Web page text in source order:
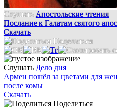
Слушать Апостольские чтения
Послание к Галатам святого
Скачать
Поделиться
Слушать Дело дня
Армен пошёл за цветами для
после комы
Скачать
Поделиться